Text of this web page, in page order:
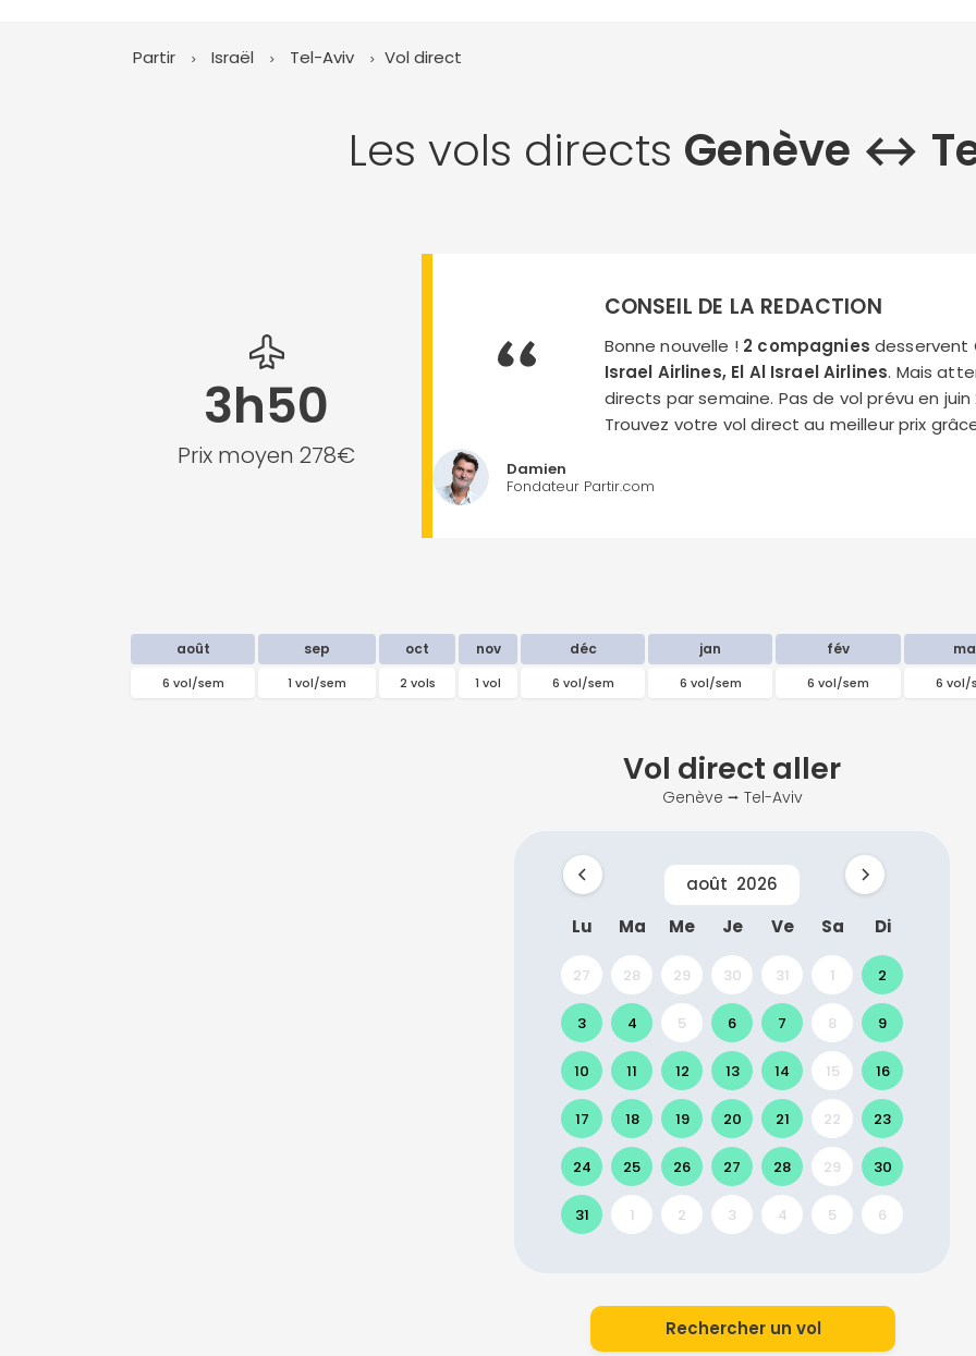
Partir Israël Tel-Aviv Vol direct
Les vols directs Genève ↔︎
3h50
Prix moyen 278€
CONSEIL DE LA REDACTION
Bonne nouvelle ! 2 compagnies desservent
Israel Airlines, El Al Israel Airlines. Mais
directs par semaine. Pas de vol prévu en juin
Trouvez votre vol direct au meilleur prix
Damien
Fondateur Partir.com
août sep oct nov déc jan fév
6 vol/sem 1 vol/sem 2 vols 1 vol 6 vol/sem 6 vol/sem 6 vol/sem 6 vol/
Vol direct aller
Genève ⭢ Tel-Aviv
août 2026
Lu
Ma Me Je Ve Sa Di
27 28 29 30 31 1 2
3 4 5 6 7 8 9
10 11 12 13 14 15 16
17 18 19 20 21 22 23
24 25 26 27 28 29 30
31 1 2 3 4 5 6
Rechercher un vol